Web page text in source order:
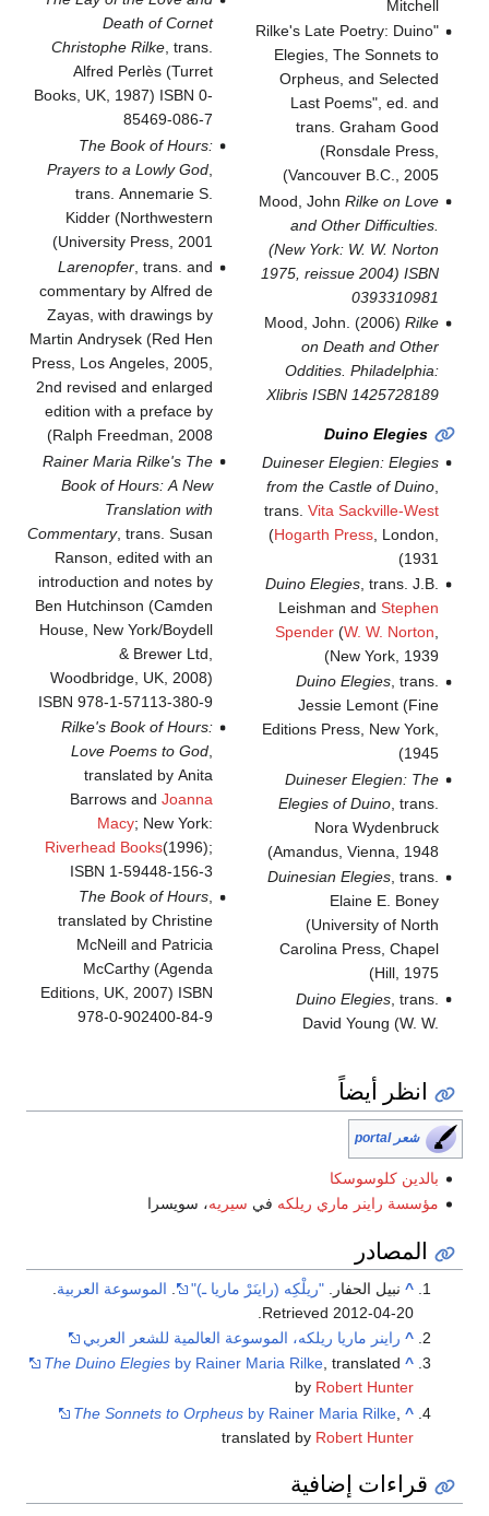
Mitchell
"Rilke's Late Poetry: Duino
Elegies, The Sonnets to
Orpheus, and Selected
Last Poems", ed. and
trans. Graham Good
(Ronsdale Press,
Vancouver B.C., 2005)
Mood, John Rilke on Love
and Other Difficulties.
(New York: W. W. Norton
1975, reissue 2004) ISBN
0393310981
Mood, John. (2006) Rilke
on Death and Other
Oddities. Philadelphia:
Xlibris ISBN 1425728189
Duino Elegies
Duineser Elegien: Elegies
from the Castle of Duino,
trans. Vita Sackville-West
(Hogarth Press, London,
1931)
Duino Elegies, trans. J.B.
Leishman and Stephen
Spender(W. W. Norton
New York, 1939)
Duino Elegies, trans.
Jessie Lemont (Fine
Editions Press, New York,
1945)
Duineser Elegien: The
Elegies of Duino, trans.
Nora Wydenbruck
(Amandus, Vienna, 1948
Duinesian Elegies, trans.
Elaine E. Boney
(University of North
Carolina Press, Chapel
Hill, 1975)
Duino Elegies, trans.
David Young (W. W.
Death of Cornet
Christophe Rilke, trans.
Alfred Perlès (Turret
Books, UK, 1987) ISBN 0-
85469-086-7
The Book of Hours:
Prayers to a Lowly God,
trans. Annemarie S.
Kidder (Northwestern
University Press, 2001)
Larenopfer, trans. and
commentary by Alfred de
Zayas, with drawings by
Martin Andrysek (Red Hen
Press, Los Angeles, 2005,
2nd revised and enlarged
edition with a preface by
Ralph Freedman, 2008)
Rainer Maria Rilke's The
Book of Hours: A New
Translation with
Commentary, trans. Susan
Ranson, edited with an
introduction and notes by
Ben Hutchinson (Camden
House, New York/Boydell
& Brewer Ltd,
Woodbridge, UK, 2008)
ISBN 978-1-57113-380-9
Rilke's Book of Hours:
Love Poems to God,
translated by Anita
Barrows and Joanna
Macy; New York:
Riverhead Books(1996);
ISBN 1-59448-156-3
The Book of Hours,
translated by Christine
McNeill and Patricia
McCarthy (Agenda
Editions, UK, 2007) ISBN
978-0-902400-84-9
انظر أيضاً
شعر portal
بالدين كلوسوسكا
مؤسسة راينر ماري ريلكه في سيريه، سويسرا
المصادر
^ نبيل الحفار. " ريلْكِه (راينَرْ ماريا ـ)" الموسوعة العربية
Retrieved 2012-04-20
^ راينر ماريا ريلكه، الموسوعة العالمية للشعر العربي
^
The Duino Elegies by Rainer Maria Rilke, translated
by Robert Hunter
^
The Sonnets to Orpheus by Rainer Maria Rilke
translated by Robert Hunter
قراءات إضافية